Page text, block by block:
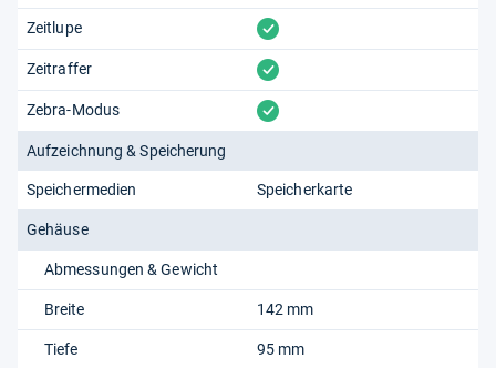
Zeitlupe vorhanden
Zeitraffer vorhanden
Zebra-Modus vorhanden
Aufzeichnung & Speicherung
Speichermedien Speicherkarte
Gehäuse
Abmessungen & Gewicht
Breite 142 mm
Tiefe 95 mm